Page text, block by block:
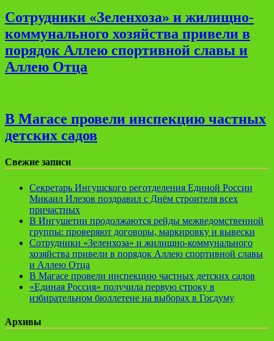
Сотрудники «Зеленхоза» и жилищно-
коммунального хозяйства привели в
порядок Аллею спортивной славы и
Аллею Отца
В Магасе провели инспекцию частных
детских садов
Свежие записи
Секретарь Ингушского реготделения Единой России
Микаил Илезов поздравил с Днём строителя всех
причастных
В Ингушетии продолжаются рейды межведомственной
группы: проверяют договоры, маркировку и вывески
Сотрудники «Зеленхоза» и жилищно-коммунального
хозяйства привели в порядок Аллею спортивной славы
и Аллею Отца
В Магасе провели инспекцию частных детских садов
«Единая Россия» получила первую строку в
избирательном бюллетене на выборах в Госдуму
Архивы